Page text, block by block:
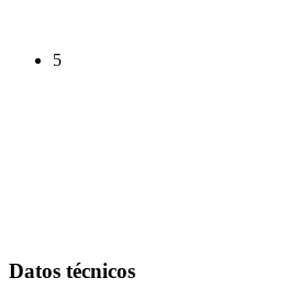
5
Datos técnicos